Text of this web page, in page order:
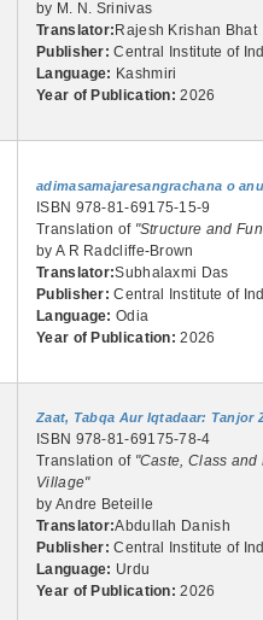
by M. N. Srinivas
Translator:Rajesh Krishan Bhat
Publisher: Central Institute of
Language: Kashmiri
Year of Publication: 2026
adimasamajaresangrachana o
ISBN 978-81-69175-15-9
Translation of "Structure and
by A R Radcliffe-Brown
Translator:Subhalaxmi Das
Publisher: Central Institute of
Language: Odia
Year of Publication: 2026
Zaat, Tabqa Aur Iqtadaar: Tanjor
ISBN 978-81-69175-78-4
Translation of "Caste, Class
Village"
by Andre Beteille
Translator:Abdullah Danish
Publisher: Central Institute of
Language: Urdu
Year of Publication: 2026